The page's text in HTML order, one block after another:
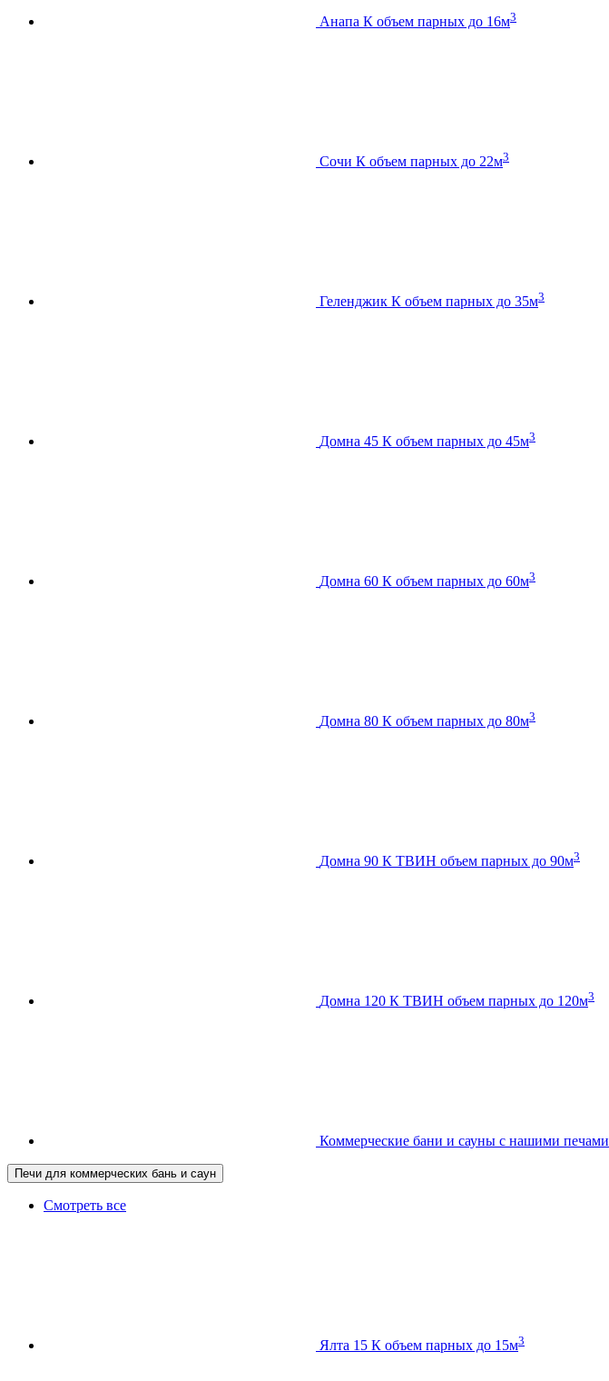
Анапа К объем парных до 16м3
Сочи К объем парных до 22м3
Геленджик К объем парных до 35м3
Домна 45 К объем парных до 45м3
Домна 60 К объем парных до 60м3
Домна 80 К объем парных до 80м3
Домна 90 К ТВИН объем парных до 90м3
Домна 120 К ТВИН объем парных до 120м3
Коммерческие бани и сауны с нашими печами
Печи для коммерческих бань и саун
Смотреть все
Ялта 15 К объем парных до 15м3